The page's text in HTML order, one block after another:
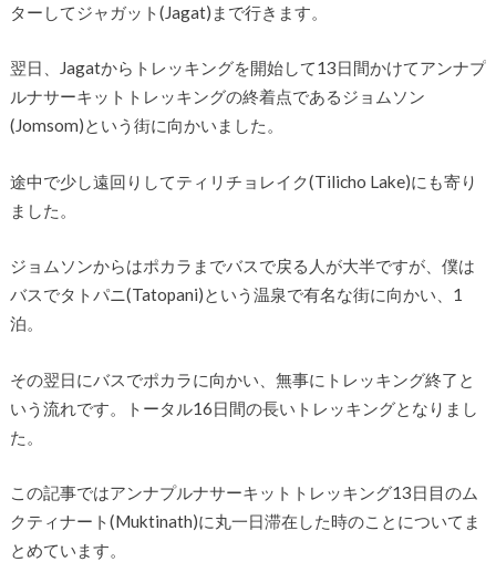
ターしてジャガット(Jagat)まで行きます。
翌日、Jagatからトレッキングを開始して13日間かけてアンナプ
ルナサーキットトレッキングの終着点であるジョムソン
(Jomsom)という街に向かいました。
途中で少し遠回りしてティリチョレイク(Tilicho Lake)にも寄り
ました。
ジョムソンからはポカラまでバスで戻る人が大半ですが、僕は
バスでタトパニ(Tatopani)という温泉で有名な街に向かい、1
泊。
その翌日にバスでポカラに向かい、無事にトレッキング終了と
いう流れです。トータル16日間の長いトレッキングとなりまし
た。
この記事ではアンナプルナサーキットトレッキング13日目のム
クティナート(Muktinath)に丸一日滞在した時のことについてま
とめています。